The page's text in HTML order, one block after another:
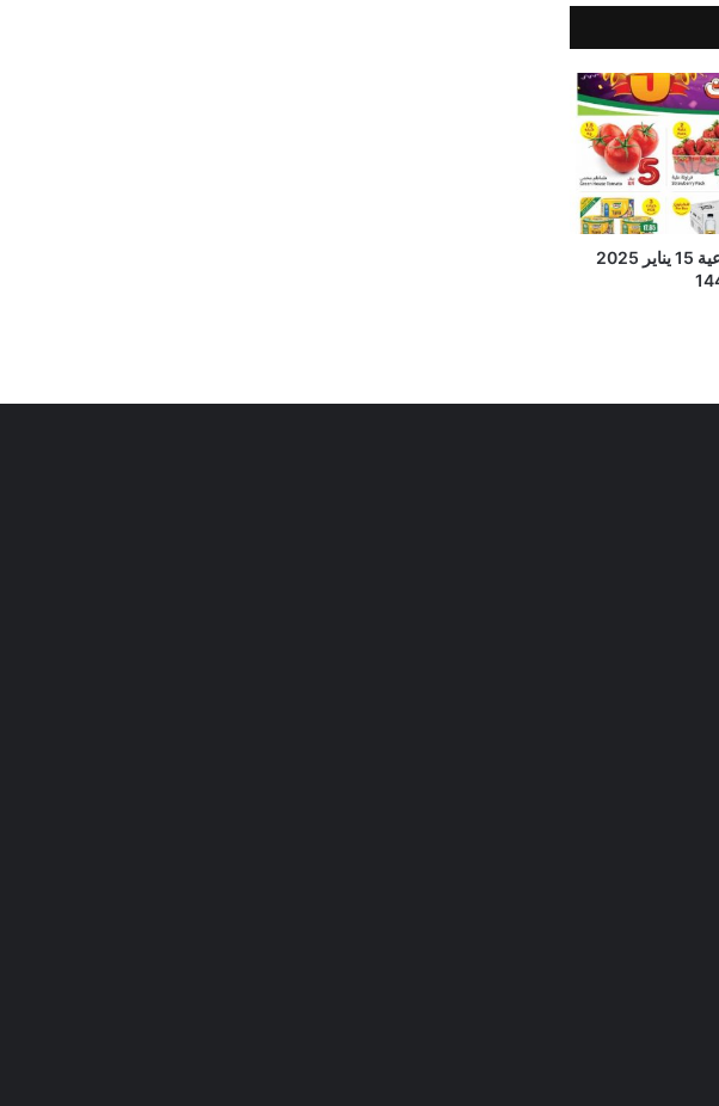
عروض العثيم الأسبوعية 15 يناير 2025